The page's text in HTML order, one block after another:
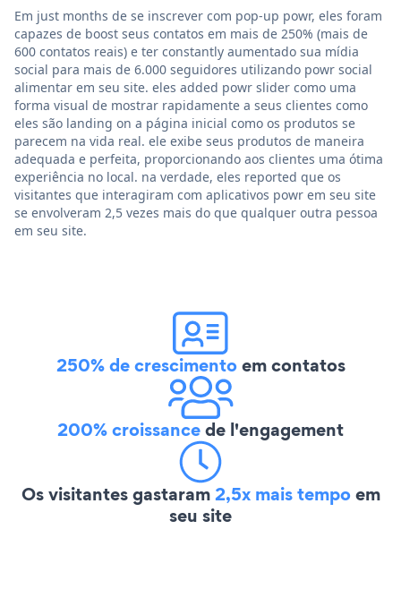
Em just months de se inscrever com pop-up powr, eles foram
capazes de boost seus contatos em mais de 250% (mais de
600 contatos reais) e ter constantly aumentado sua mídia
social para mais de 6.000 seguidores utilizando powr social
alimentar em seu site. eles added powr slider como uma
forma visual de mostrar rapidamente a seus clientes como
eles são landing on a página inicial como os produtos se
parecem na vida real. ele exibe seus produtos de maneira
adequada e perfeita, proporcionando aos clientes uma ótima
experiência no local. na verdade, eles reported que os
visitantes que interagiram com aplicativos powr em seu site
se envolveram 2,5 vezes mais do que qualquer outra pessoa
em seu site.
250% de crescimentoem contatos
200% croissancede l'engagement
Os visitantes gastaram2,5x mais tempoem
seu site